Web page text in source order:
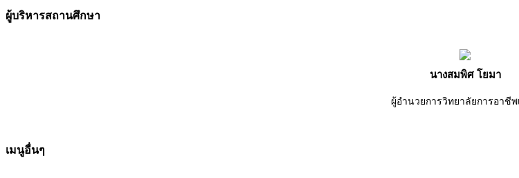
ผู้บริหารสถานศึกษา
นางสมพิศ โยมา
ผู้อำนวยการวิทยาลัยการอาชีพ
เมนูอื่นๆ